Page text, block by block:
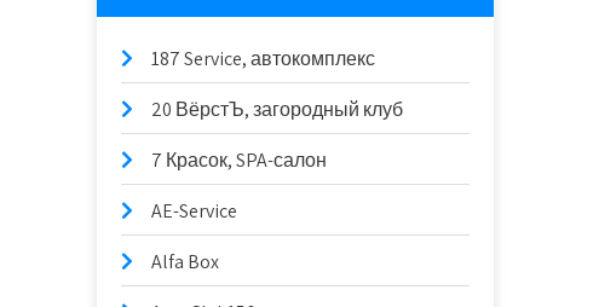
187 Service, автокомплекс
20 ВёрстЪ, загородный клуб
7 Красок, SPA-салон
AE-Service
Alfa Box